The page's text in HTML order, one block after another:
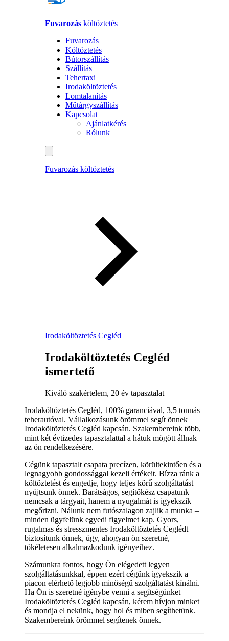
Fuvarozás költöztetés
Fuvarozás
Költöztetés
Bútorszállítás
Szállítás
Tehertaxi
Irodaköltöztetés
Lomtalanítás
Műtárgyszállítás
Kapcsolat
Ajánlatkérés
Rólunk
Fuvarozás költöztetés
Irodaköltöztetés Cegléd
Irodaköltöztetés Cegléd
ismertető
Kiváló szakértelem, 20 év tapasztalat
Irodaköltöztetés Cegléd, 100% garanciával, 3,5 tonnás
teherautóval. Vállalkozásunk örömmel segít önnek
Irodaköltöztetés Cegléd kapcsán. Szakembereink több,
mint két évtizedes tapasztalattal a hátuk mögött állnak
az ön rendelkezésére.
Cégünk tapasztalt csapata precízen, körültekintően és a
legnagyobb gondossággal kezeli értékeit. Bízza ránk a
költöztetést és engedje, hogy teljes körű szolgáltatást
nyújtsunk önnek. Barátságos, segítőkész csapatunk
nemcsak a tárgyait, hanem a nyugalmát is igyekszik
megőrizni. Nálunk nem futószalagon zajlik a munka –
minden ügyfelünk egyedi figyelmet kap. Gyors,
rugalmas és stresszmentes Irodaköltöztetés Ceglédt
biztosítunk önnek, úgy, ahogyan ön szeretné,
tökéletesen alkalmazkodunk igényeihez.
Számunkra fontos, hogy Ön elégedett legyen
szolgáltatásunkkal, éppen ezért cégünk igyekszik a
piacon elérhető legjobb minőségű szolgáltatást kínálni.
Ha Ön is szeretné igénybe venni a segítségünket
Irodaköltöztetés Cegléd kapcsán, kérem hívjon minket
és mondja el nekünk, hogy hol és miben segíthetünk.
Szakembereink örömmel segítenek önnek.